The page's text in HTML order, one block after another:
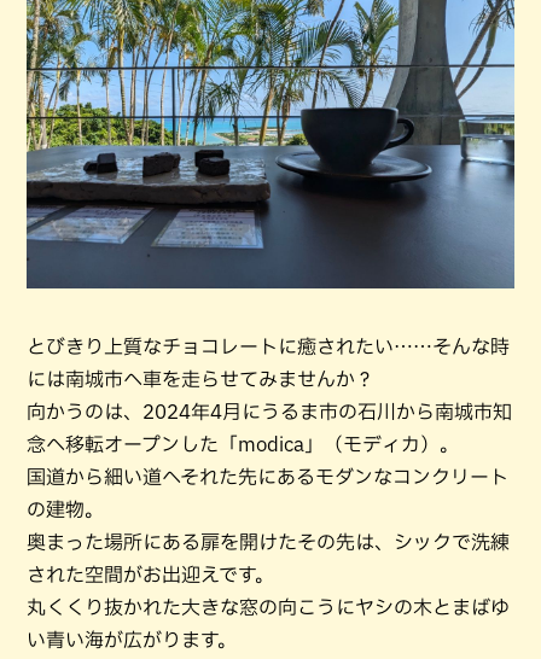
とびきり上質なチョコレートに癒されたい……そんな時
には南城市へ車を走らせてみませんか？
向かうのは、2024年4月にうるま市の石川から南城市知
念へ移転オープンした「modica」（モディカ）。
国道から細い道へそれた先にあるモダンなコンクリート
の建物。
奥まった場所にある扉を開けたその先は、シックで洗練
された空間がお出迎えです。
丸くくり抜かれた大きな窓の向こうにヤシの木とまばゆ
い青い海が広がります。